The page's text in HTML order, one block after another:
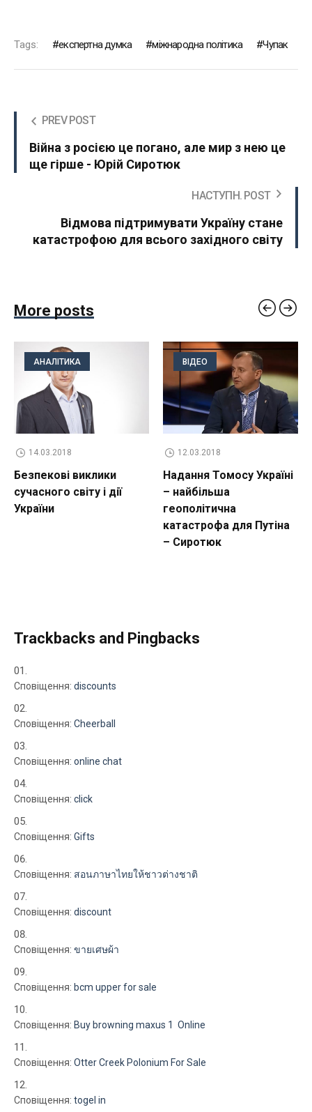
Tags: експертна думка міжнародна політика Чупак
PREV POST
Війна з росією це погано, але мир з нею це
ще гірше - Юрій Сиротюк
НАСТУПН. POST
Відмова підтримувати Україну стане
катастрофою для всього західного світу
More posts
АНАЛІТИКА
14.03.2018
Безпекові виклики
сучасного світу і дії
України
ВІДЕО
12.03.2018
Надання Томосу Україні
– найбільша
геополітична
катастрофа для Путіна
– Сиротюк
Trackbacks and Pingbacks
Сповіщення: discounts
Сповіщення: Cheerball
Сповіщення: online chat
Сповіщення: click
Сповіщення: Gifts
Сповіщення: สอนภาษาไทยให้ชาวต่างชาติ
Сповіщення: discount
Сповіщення: ขายเศษผ้า
Сповіщення: bcm upper for sale
Сповіщення: Buy browning maxus 1 Online
Сповіщення: Otter Creek Polonium For Sale
Сповіщення: togel in